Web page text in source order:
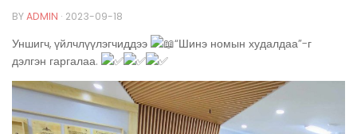
BYADMIN · 2023-09-18
Уншигч, үйлчлүүлэгчиддээ
“Шинэ номын худалдаа”-г
дэлгэн гаргалаа.